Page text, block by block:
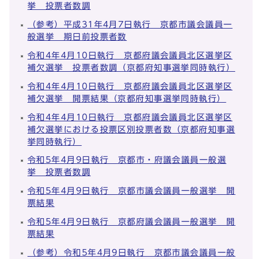
挙 投票者数調
（参考）平成31年4月7日執行 京都市議会議員一
般選挙 期日前投票者数
令和4年4月10日執行 京都府議会議員北区選挙区
補欠選挙 投票者数調（京都府知事選挙同時執行）
令和4年4月10日執行 京都府議会議員北区選挙区
補欠選挙 開票結果（京都府知事選挙同時執行）
令和4年4月10日執行 京都府議会議員北区選挙区
補欠選挙における投票区別投票者数（京都府知事選
挙同時執行）
令和5年4月9日執行 京都市・府議会議員一般選
挙 投票者数調
令和5年4月9日執行 京都市議会議員一般選挙 開
票結果
令和5年4月9日執行 京都府議会議員一般選挙 開
票結果
（参考）令和5年4月9日執行 京都市議会議員一般